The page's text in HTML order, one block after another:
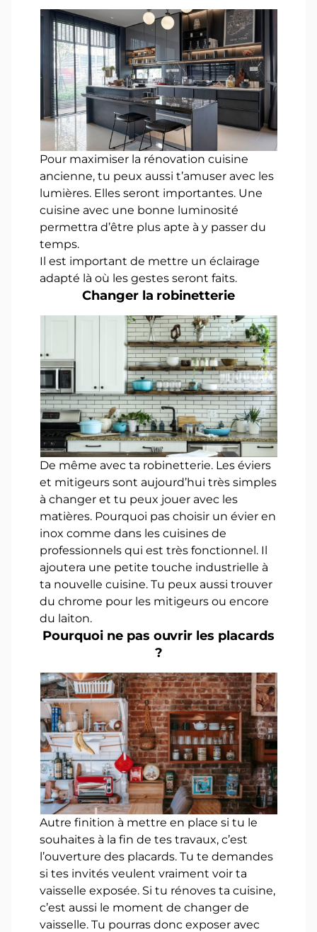
Pour maximiser la rénovation cuisine
ancienne, tu peux aussi t’amuser avec les
lumières. Elles seront importantes. Une
cuisine avec une bonne luminosité
permettra d’être plus apte à y passer du
temps.
Il est important de mettre un éclairage
adapté là où les gestes seront faits.
Changer la robinetterie
De même avec ta robinetterie. Les éviers
et mitigeurs sont aujourd’hui très simples
à changer et tu peux jouer avec les
matières. Pourquoi pas choisir un évier en
inox comme dans les cuisines de
professionnels qui est très fonctionnel. Il
ajoutera une petite touche industrielle à
ta nouvelle cuisine. Tu peux aussi trouver
du chrome pour les mitigeurs ou encore
du laiton.
Pourquoi ne pas ouvrir les placards
?
Autre finition à mettre en place si tu le
souhaites à la fin de tes travaux, c’est
l’ouverture des placards. Tu te demandes
si tes invités veulent vraiment voir ta
vaisselle exposée. Si tu rénoves ta cuisine,
c’est aussi le moment de changer de
vaisselle. Tu pourras donc exposer avec